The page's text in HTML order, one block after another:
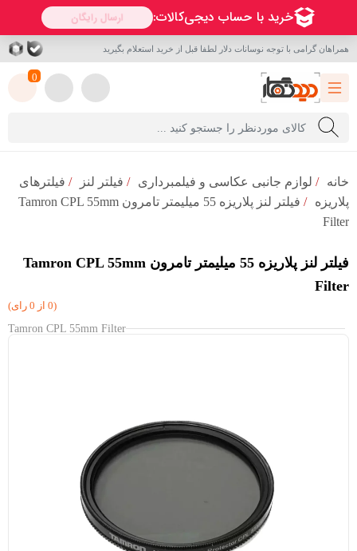
همراهان گرامی با توجه نوسانات دلار لطفا قبل از خرید استعلام بگیرید
0
خانه / لوازم جانبی عکاسی و فیلمبرداری / فیلتر لنز / فیلترهای
پلاریزه /
فیلتر لنز پلاریزه 55 میلیمتر تامرون Tamron CPL 55mm
Filter
فیلتر لنز پلاریزه 55 میلیمتر تامرون Tamron CPL 55mm
Filter
(0 از 0 رای)
Tamron CPL 55mm Filter